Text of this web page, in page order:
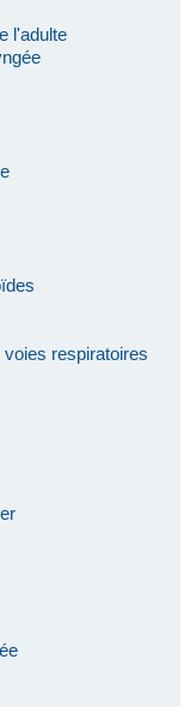
l'adulte
respiratoires